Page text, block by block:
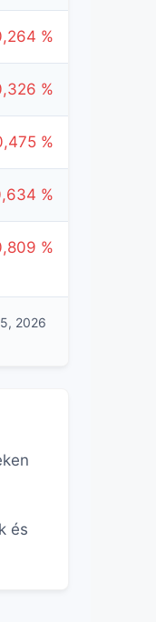
%
%
%
%
%
2026
és